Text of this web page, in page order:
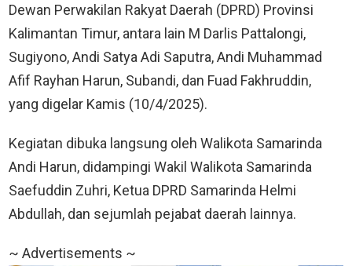
Dewan Perwakilan Rakyat Daerah (DPRD) Provinsi
Kalimantan Timur, antara lain M Darlis Pattalongi,
Sugiyono, Andi Satya Adi Saputra, Andi Muhammad
Afif Rayhan Harun, Subandi, dan Fuad Fakhruddin,
yang digelar Kamis (10/4/2025).
Kegiatan dibuka langsung oleh Walikota Samarinda
Andi Harun, didampingi Wakil Walikota Samarinda
Saefuddin Zuhri, Ketua DPRD Samarinda Helmi
Abdullah, dan sejumlah pejabat daerah lainnya.
~ Advertisements ~